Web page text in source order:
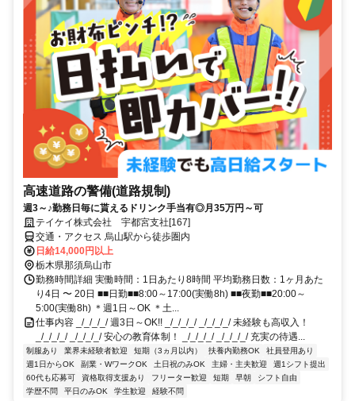
高速道路の警備(道路規制)
週3～♪勤務日毎に貰えるドリンク手当有◎月35万円～可
テイケイ株式会社 宇都宮支社[167]
交通・アクセス 烏山駅から徒歩圏内
日給14,000円以上
栃木県那須烏山市
勤務時間詳細 実働時間：1日あたり8時間 平均勤務日数：1ヶ月あた
り4日 〜 20日 ■■日勤■■8:00～17:00(実働8h) ■■夜勤■■20:00～
5:00(実働8h) ＊週1日～OK ＊土...
仕事内容 _/_/_/_/ 週3日～OK!! _/_/_/_/ _/_/_/_/ 未経験も高収入！
_/_/_/_/ _/_/_/_/ 安心の教育体制！ _/_/_/_/ _/_/_/_/ 充実の待遇...
制服あり 業界未経験者歓迎 短期（3ヵ月以内） 扶養内勤務OK
社員登用あり
週1日からOK
副業・WワークOK 土日祝のみOK 主婦・主夫歓迎
週1シフト提出
60代も応募可
資格取得支援あり フリーター歓迎 短期 早朝
シフト自由
学歴不問
平日のみOK 学生歓迎 経験不問